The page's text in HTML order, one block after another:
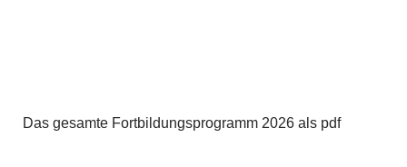
Das gesamte Fortbildungsprogramm 2026 als pdf